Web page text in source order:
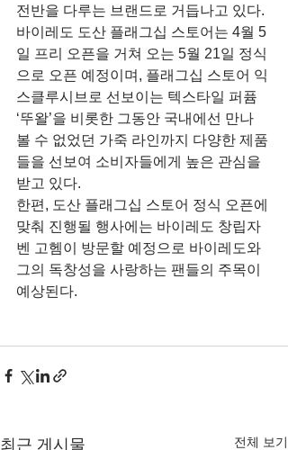
전반을 다루는 브랜드로 거듭나고 있다.
바이레도 도산 플래그십 스토어는 4월 5
일 프리 오픈을 거쳐 오는 5월 21일 정식
으로 오픈 예정이며, 플래그십 스토어 익
스클루시브로 선보이는 텍스타일 퍼퓸
‘뚜왈’을 비롯한 그동안 국내에선 만나
볼 수 없었던 가죽 라인까지 다양한 제품
들을 선보여 소비자들에게 높은 관심을
받고 있다.
한편, 도산 플래그십 스토어 정식 오픈에
맞춰 진행될 행사에는 바이레도 창립자
벤 고헴이 방문할 예정으로 바이레도와
그의 독창성을 사랑하는 팬들의 주목이
예상된다.
최근 게시물 전체 보기